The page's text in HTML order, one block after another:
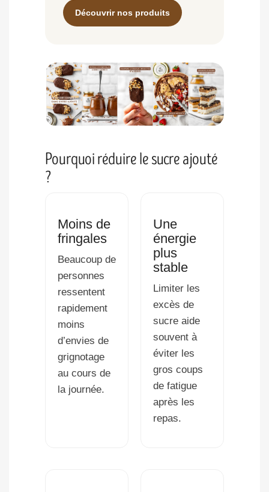
Découvrir nos produits
Pourquoi réduire le sucre ajouté
?
Moins de
fringales
Beaucoup de
personnes
ressentent
rapidement
moins
d’envies de
grignotage
au cours de
la journée.
Une
énergie
plus
stable
Limiter les
excès de
sucre aide
souvent à
éviter les
gros coups
de fatigue
après les
repas.